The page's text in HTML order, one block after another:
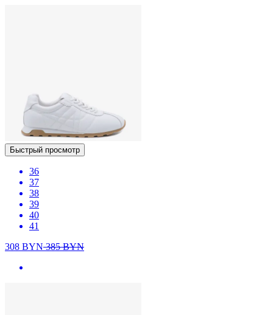
Быстрый просмотр
36
37
38
39
40
41
308 BYN385BYN